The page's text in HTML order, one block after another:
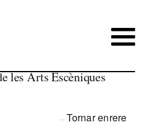
les Arts Escèniques
Tornar enrere